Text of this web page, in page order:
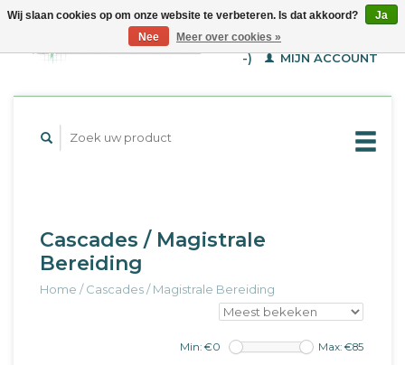
WINKELWAGEN (€--,-
-)
MIJN ACCOUNT
Cascades / Magistrale
Bereiding
Home /Cascades / Magistrale Bereiding
Min: €0 Max: €85
Wij slaan cookies op om onze website te verbeteren. Is dat akkoord?
Ja
Nee
Meer over cookies »